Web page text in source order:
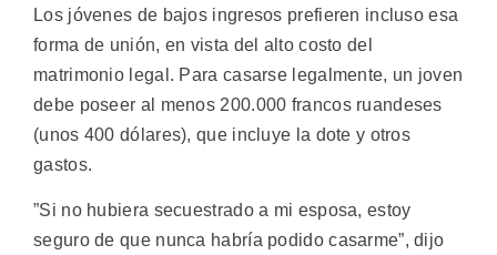
Los jóvenes de bajos ingresos prefieren incluso esa
forma de unión, en vista del alto costo del
matrimonio legal. Para casarse legalmente, un joven
debe poseer al menos 200.000 francos ruandeses
(unos 400 dólares), que incluye la dote y otros
gastos.
”Si no hubiera secuestrado a mi esposa, estoy
seguro de que nunca habría podido casarme”, dijo